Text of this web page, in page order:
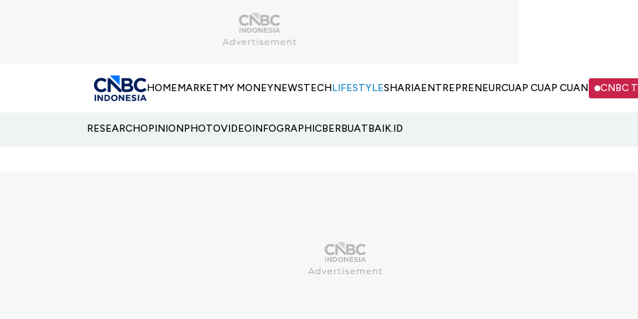
HOMEMARKETMY MONEYNEWSTECHLIFESTYLESHARIAENTREPRENEURCUAP CUAP CUAN CNBC
RESEARCHOPINIONPHOTOVIDEOINFOGRAPHICBERBUATBAIK.ID